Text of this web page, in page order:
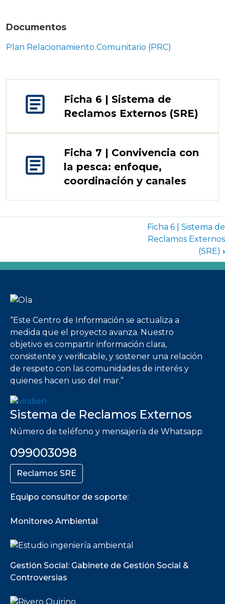
Documentos
Plan Relacionamiento Comunitario (PRC)
article
Ficha 6 | Sistema de
Reclamos Externos (SRE)
article
Ficha 7 | Convivencia con
la pesca: enfoque,
coordinación y canales
Enlaces transversales de Book
Ficha 6 | Sistema de
Reclamos Externos
(SRE) ›
Imagen
“Este Centro de Información se actualiza a
medida que el proyecto avanza. Nuestro
objetivo es compartir información clara,
consistente y veriﬁcable, y sostener una relación
de respeto con las comunidades de interés y
quienes hacen uso del mar.”
Sistema de Reclamos Externos
Número de teléfono y mensajería de Whatsapp
099003098
Reclamos SRE
Equipo consultor de soporte:
Monitoreo Ambiental
Gestión Social: Gabinete de Gestión Social &
Controversias